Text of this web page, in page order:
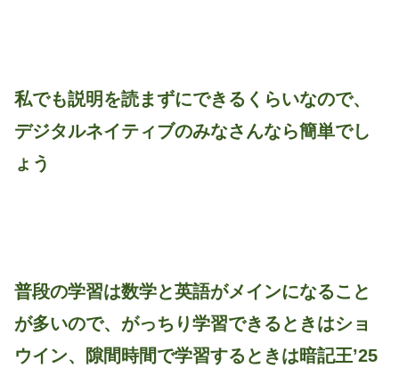
私でも説明を読まずにできるくらいなので、
デジタルネイティブのみなさんなら簡単でし
ょう
普段の学習は数学と英語がメインになること
が多いので、がっちり学習できるときはショ
ウイン、隙間時間で学習するときは暗記王’25